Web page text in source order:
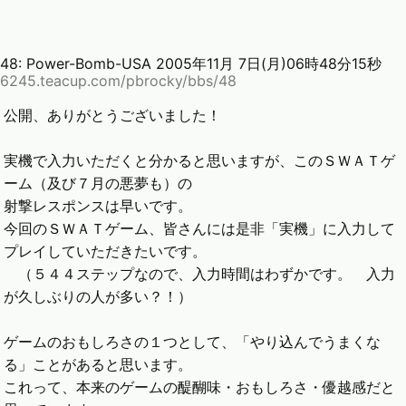
48: Power-Bomb-USA 2005年11月 7日(月)06時48分15秒
6245.teacup.com/pbrocky/bbs/48
公開、ありがとうございました！
実機で入力いただくと分かると思いますが、このＳＷＡＴゲ
ーム（及び７月の悪夢も）の
射撃レスポンスは早いです。
今回のＳＷＡＴゲーム、皆さんには是非「実機」に入力して
プレイしていただきたいです。
（５４４ステップなので、入力時間はわずかです。 入力
が久しぶりの人が多い？！）
ゲームのおもしろさの１つとして、「やり込んでうまくな
る」ことがあると思います。
これって、本来のゲームの醍醐味・おもしろさ・優越感だと